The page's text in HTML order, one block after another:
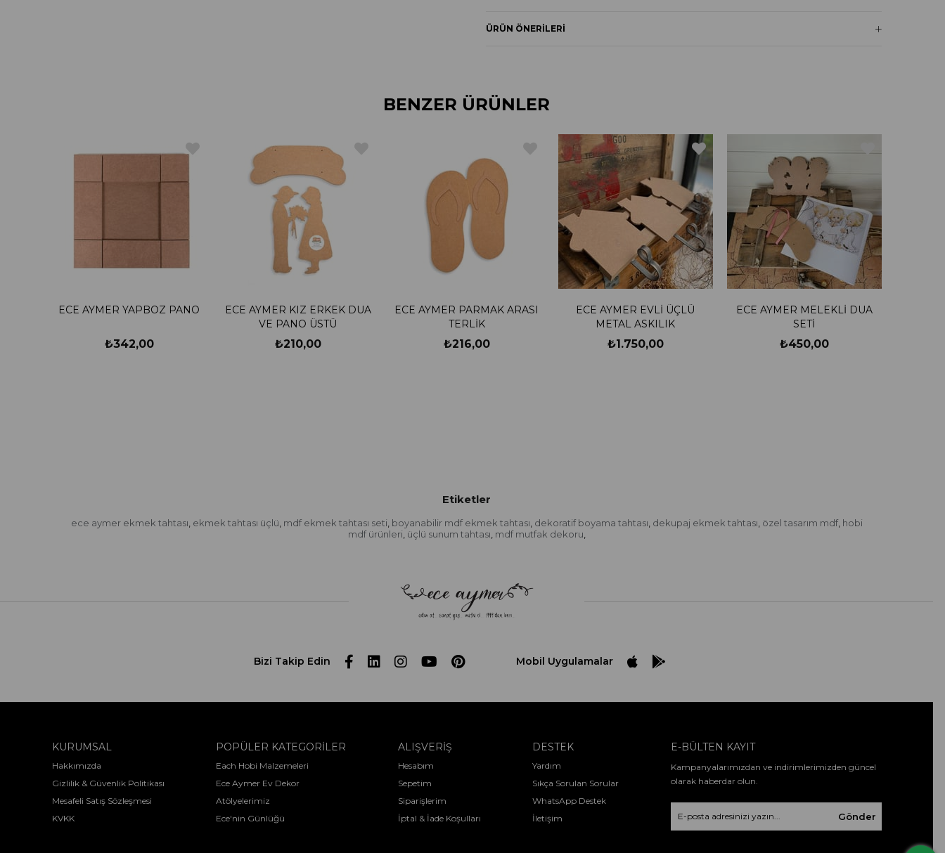
ÜRÜN ÖNERILERI
BENZER ÜRÜNLER
ECE AYMER YAPBOZ PANO
₺342,00
ECE AYMER KIZ ERKEK DUA
VE PANO ÜSTÜ
₺210,00
ECE AYMER PARMAK ARASI
TERLİK
₺216,00
ECE AYMER EVLİ ÜÇLÜ
METAL ASKILIK
₺1.750,00
ECE AYMER MELEKLİ DUA
SETİ
₺450,00
Etiketler
ece aymer ekmek tahtası ekmek tahtası üçlü mdf ekmek tahtası seti boyanabilir mdf ekmek tahtası dekoratif boyama tahtası dekupaj ekmek tahtası özel tasarım mdf, hobi
mdf ürünleri üçlü sunum tahtası mdf mutfak dekoru
Bizi Takip Edin Mobil Uygulamalar
KURUMSAL
Hakkımızda
Gizlilik & Güvenlik Politikası
Mesafeli Satış Sözleşmesi
KVKK
POPÜLER KATEGORİLER
Each Hobi Malzemeleri
Ece Aymer Ev Dekor
Atölyelerimiz
Ece'nin Günlüğü
ALIŞVERİŞ
Hesabım
Sepetim
Siparişlerim
İptal & İade Koşulları
DESTEK
Yardım
Sıkça Sorulan Sorular
WhatsApp Destek
İletişim
E-BÜLTEN KAYIT
Kampanyalarımızdan ve indirimlerimizden güncel
olarak haberdar olun.
Gönder